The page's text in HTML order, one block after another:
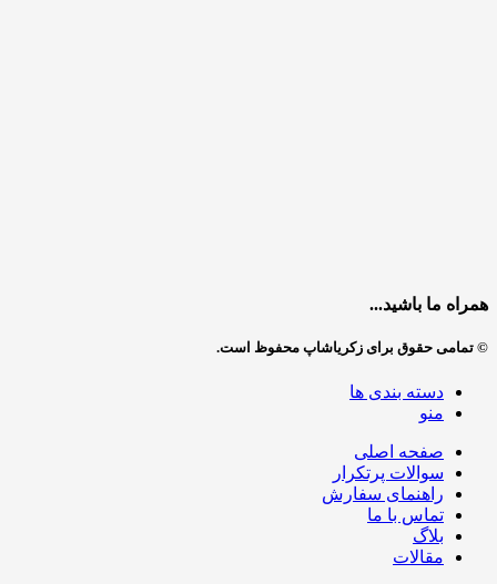
همراه ما باشید...
© تمامی حقوق برای زکریاشاپ محفوظ است.
دسته بندی ها
منو
صفحه اصلی
سوالات پرتکرار
راهنمای سفارش
تماس با ما
بلاگ
مقالات